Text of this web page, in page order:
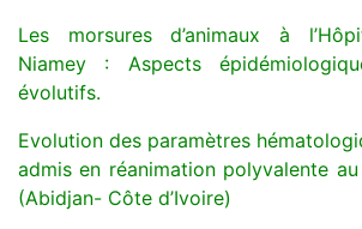
Les morsures d’animaux à
Niamey : Aspects
évolutifs.
Evolution des paramètres
admis en réanimation polyvalente
(Abidjan- Côte d’Ivoire)